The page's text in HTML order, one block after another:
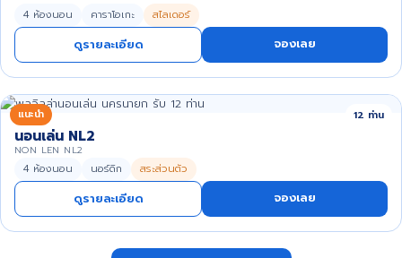
4 ห้องนอน คาราโอเกะ สไลเดอร์
ดูรายละเอียด จองเลย
แนะนำ 12 ท่าน
นอนเล่น NL2
NON LEN NL2
4 ห้องนอน นอร์ดิก สระส่วนตัว
ดูรายละเอียด จองเลย